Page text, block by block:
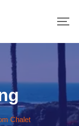
Chalet